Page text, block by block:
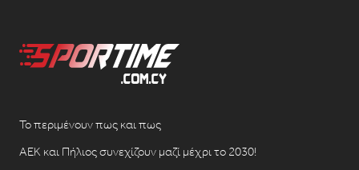
Το περιμένουν πως και πως
ΑΕΚ και Πήλιος συνεχίζουν μαζί μέχρι το 2030!